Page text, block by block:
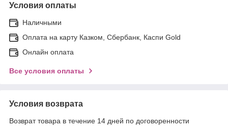
Условия оплаты
Наличными
Оплата на карту Казком, Сбербанк, Каспи Gold
Онлайн оплата
Все условия оплаты
Условия возврата
Возврат товара в течение 14 дней по договоренности